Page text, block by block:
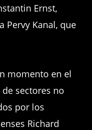
Ernst,
Pervy Kanal, que
momento en el
sectores no
por los
Richard